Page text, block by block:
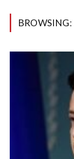
BROWSING: